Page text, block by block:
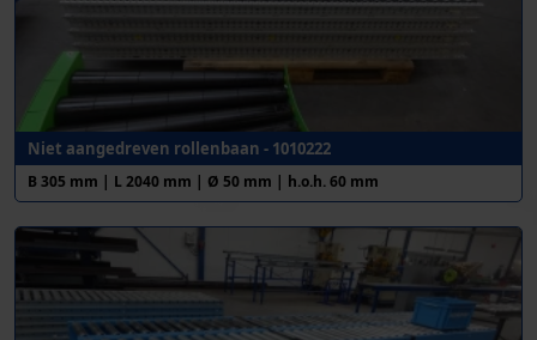
Niet aangedreven rollenbaan - 1010222
B 305 mm | L 2040 mm | Ø 50 mm | h.o.h. 60 mm